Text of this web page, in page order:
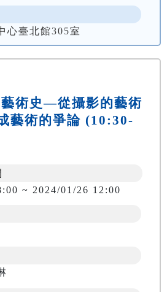
心臺北館305室
術史—從攝影的藝術
藝術的爭論 (10:30-
~ 2024/01/26 12:00